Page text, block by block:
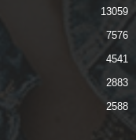
13059
7576
4541
2883
2588